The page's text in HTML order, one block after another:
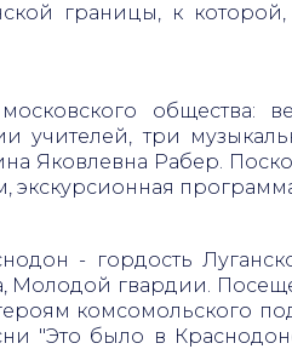
границы, к
общества:
три
Яковлевна Рабер.
- гордость
Молодой гвардии.
комсомольского
"Это было в